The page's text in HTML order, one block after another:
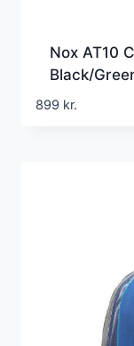
Nox AT10
Black/
899 kr.